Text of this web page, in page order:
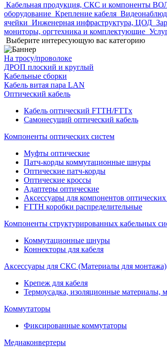
Кабельная продукция, СКС и компоненты
оборудование Крепление кабеля
ячейки Инженерная инфраструктура, ЦОД
мониторы, оргтехника и комплектующие
Выберите интересующую вас категорию
На тросу/проволоке
ДРОП плоский и круглый
Кабельные сборки
Кабель витая пара LAN
Оптический кабель
Кабель оптический FTTH/FTTx
Самонесущий оптический кабель
Компоненты оптических систем
Муфты оптические
Патч-корды коммутационные шнуры
Оптические патч-корды
Оптические кроссы
Адаптеры оптические
Аксессуары для компонентов
FTTH коробки распределительные
Компоненты структурированных кабельных
Коммутационные шнуры
Коннекторы для кабеля
Аксессуары для СКС (Материалы для монтажа)
Крепеж для кабеля
Термоусадка, изоляционные материалы,
Коммутаторы
Фиксированные коммутаторы
Медиаконвертеры